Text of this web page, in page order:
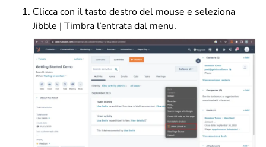
Clicca con il tasto destro del mouse e seleziona
Jibble | Timbra l’entrata dal menu.